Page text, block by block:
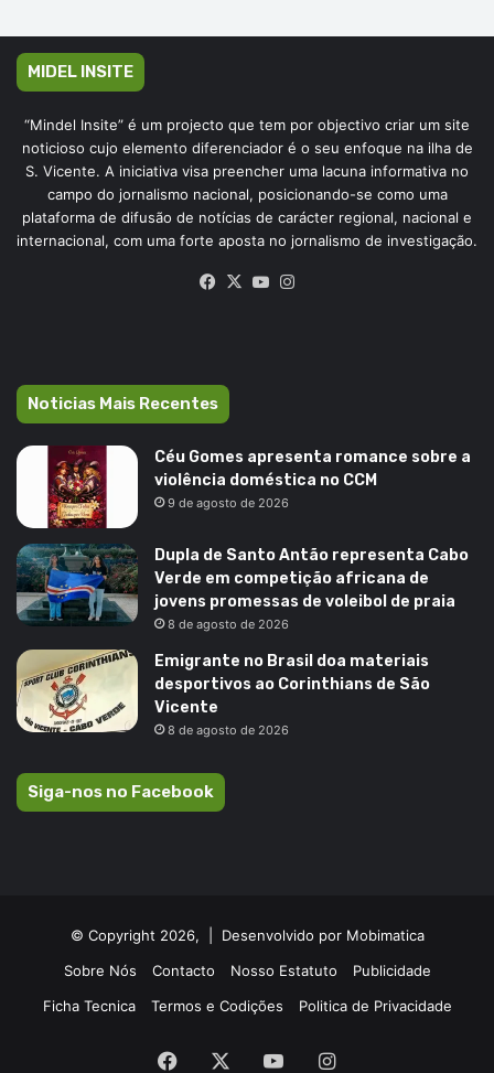
MIDEL INSITE
“Mindel Insite” é um projecto que tem por objectivo criar um site
noticioso cujo elemento diferenciador é o seu enfoque na ilha de
S. Vicente. A iniciativa visa preencher uma lacuna informativa no
campo do jornalismo nacional, posicionando-se como uma
plataforma de difusão de notícias de carácter regional, nacional e
internacional, com uma forte aposta no jornalismo de investigação.
Facebook
X YouTube
Noticias Mais Recentes
Céu Gomes apresenta romance sobre a
violência doméstica no CCM
9 de agosto de 2026
Dupla de Santo Antão representa Cabo
Verde em competição africana de
jovens promessas de voleibol de praia
8 de agosto de 2026
Emigrante no Brasil doa materiais
desportivos ao Corinthians de São
Vicente
8 de agosto de 2026
Siga-nos no Facebook
© Copyright 2026, | Desenvolvido por Mobimatica
Sobre Nós
Contacto Nosso Estatuto
Publicidade
Ficha Tecnica
Termos e Codições Politica de Privacidade
Facebook YouTubeInstagram